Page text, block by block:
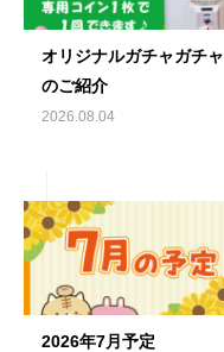
オリジナルガチャガチャ
のご紹介
2026.08.04
2026年7月予定